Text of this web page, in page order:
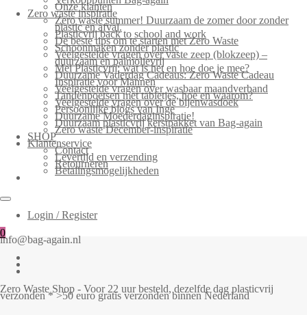
Onze klanten
Zero waste inspiratie
Zero waste summer! Duurzaam de zomer door zonder
plastic en afval.
Plasticvrij back to school and work
De beste tips om te starten met Zero Waste
Schoonmaken zonder plastic
Veelgestelde vragen over vaste zeep (blokzeep) –
duurzaam en palmolievrij
Mei Plasticvrij: wat is het en hoe doe je mee?
Duurzame Vaderdag Cadeaus: Zero Waste Cadeau
Inspiratie voor Mannen
Veelgestelde vragen over wasbaar maandverband
Tandenpoetsen met tabletjes, hoe en waarom?
Veelgestelde vragen over de bijenwasdoek
Persoonlijke blogs van Inge
Duurzame Moederdaginspiratie!
Duurzaam plasticvrij kerstpakket van Bag-again
Zero waste December-inspiratie
SHOP
Klantenservice
Contact
Levertijd en verzending
Retourneren
Betalingsmogelijkheden
Login / Register
0
info@bag-again.nl
Zero Waste Shop - Voor 22 uur besteld, dezelfde dag plasticvrij
verzonden * >50 euro gratis verzonden binnen Nederland